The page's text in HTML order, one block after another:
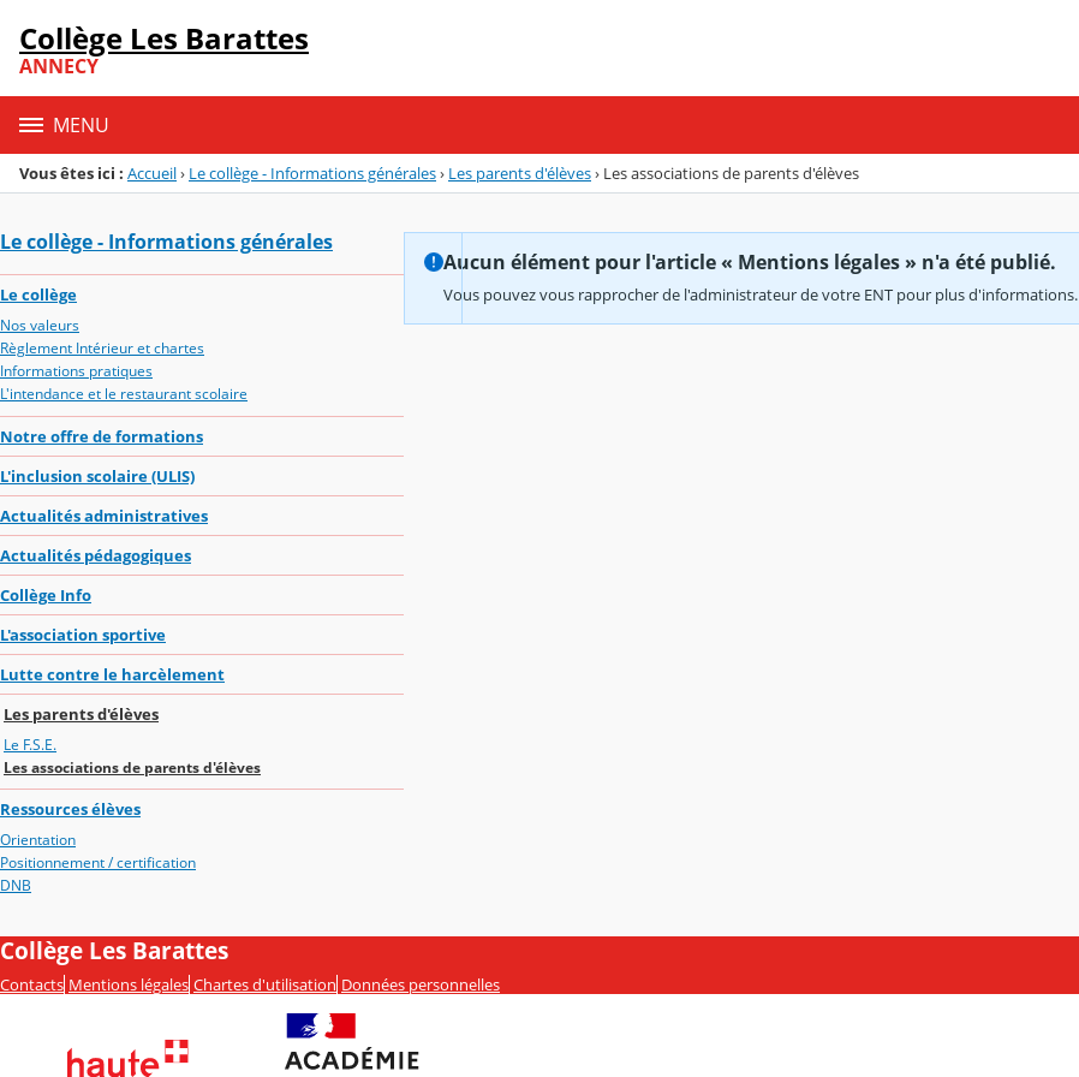
Menu de la rubrique
Contenu
Collège Les Barattes
ANNECY
MENU
Vous êtes ici : Accueil› Le collège - Informations générales› Les parents d'élèves› Les associations de parents d'élèves
Le collège - Informations générales
Le collège
Nos valeurs
Règlement Intérieur et chartes
Informations pratiques
L'intendance et le restaurant scolaire
Notre offre de formations
L'inclusion scolaire (ULIS)
Actualités administratives
Actualités pédagogiques
Collège Info
L'association sportive
Lutte contre le harcèlement
Les parents d'élèves
Le F.S.E.
Les associations de parents d'élèves
Ressources élèves
Orientation
Positionnement / certification
DNB
Aucun élément pour l'article « Mentions légales » n'a été publié.
Vous pouvez vous rapprocher de l'administrateur de votre ENT pour plus d'informations.
Collège Les Barattes
Contacts Mentions légales Chartes d'utilisation Données personnelles